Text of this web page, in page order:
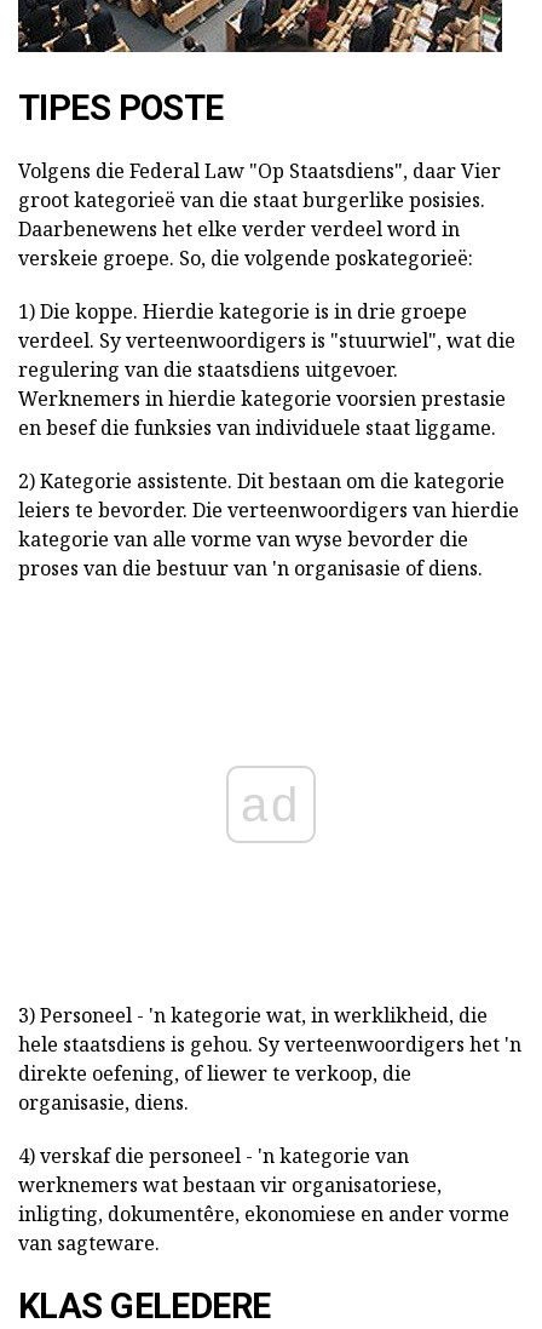
TIPES POSTE
Volgens die Federal Law "Op Staatsdiens", daarVier
groot kategorieë van die staat burgerlike posisies.
Daarbenewens het elke verder verdeel word in
verskeie groepe. So, die volgende poskategorieë:
1) Die koppe. Hierdie kategorie is in drie groepe
verdeel. Sy verteenwoordigers is "stuurwiel", wat die
regulering van die staatsdiens uitgevoer.
Werknemers in hierdie kategorie voorsien prestasie
en besef die funksies van individuele staat liggame.
2) Kategorie assistente. Dit bestaan om die kategorie
leiers te bevorder. Die verteenwoordigers van hierdie
kategorie van alle vorme van wyse bevorder die
proses van die bestuur van 'n organisasie of diens.
ad
3) Personeel - 'n kategorie wat, in werklikheid, die
hele staatsdiens is gehou. Sy verteenwoordigers het 'n
direkte oefening, of liewer te verkoop, die
organisasie, diens.
4) verskaf die personeel - 'n kategorie van
werknemers wat bestaan vir organisatoriese,
inligting, dokumentêre, ekonomiese en ander vorme
van sagteware.
KLAS GELEDERE